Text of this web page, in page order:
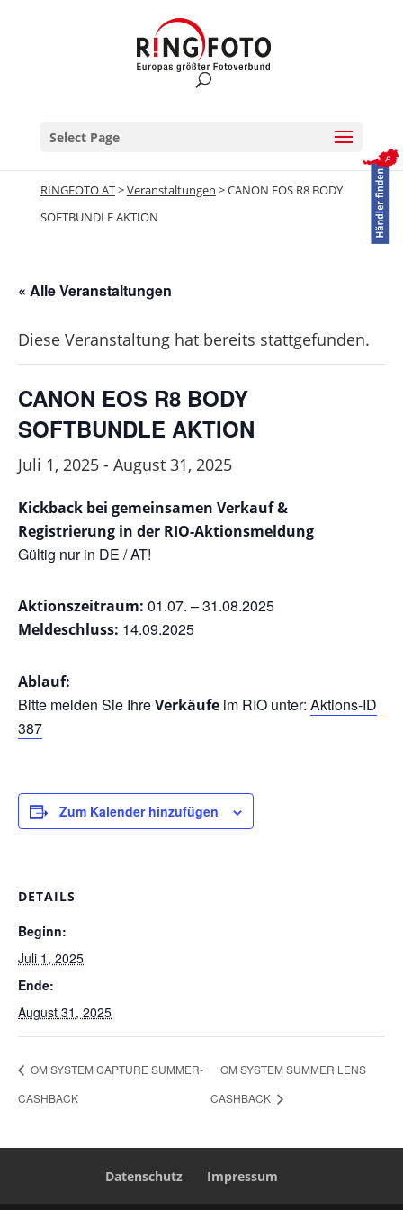
Select Page
RINGFOTO AT>Veranstaltungen >CANON EOS R8 BODY
SOFTBUNDLE AKTION
« Alle Veranstaltungen
Diese Veranstaltung hat bereits stattgefunden.
CANON EOS R8 BODY
SOFTBUNDLE AKTION
Juli 1, 2025 - August 31, 2025
Kickback bei gemeinsamen Verkauf &
Registrierung in der RIO-Aktionsmeldung
Gültig nur in DE / AT!
Aktionszeitraum: 01.07. – 31.08.2025
Meldeschluss: 14.09.2025
Ablauf:
Bitte melden Sie IhreVerkäufe im RIO unter: Aktions-ID
387
Zum Kalender hinzufügen
DETAILS
Beginn:
Juli 1, 2025
Ende:
August 31, 2025
OM SYSTEM CAPTURE SUMMER-
CASHBACK
OM SYSTEM SUMMER LENS
CASHBACK
Datenschutz Impressum